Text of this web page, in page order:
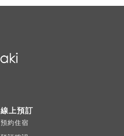
線上預訂
預約住宿